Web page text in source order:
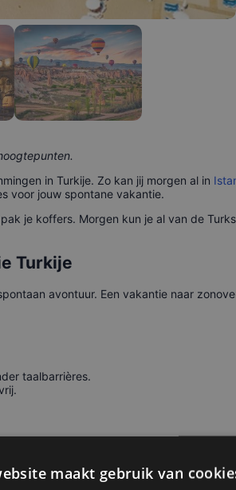
in Turkije. Zo kan jij morgen al in
voor jouw spontane vakantie.
je koffers. Morgen kun je al van de
Turkije
avontuur. Een vakantie naar
taalbarrières.
gaat. Hier zijn de populairste
maakt gebruik van